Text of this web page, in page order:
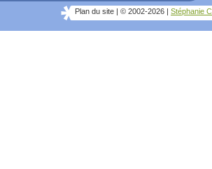
Plan du site | © 2002-2026 | Stéphanie C